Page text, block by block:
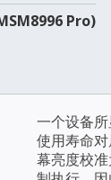
Pro)
一个设备
使用寿命
幕亮度校